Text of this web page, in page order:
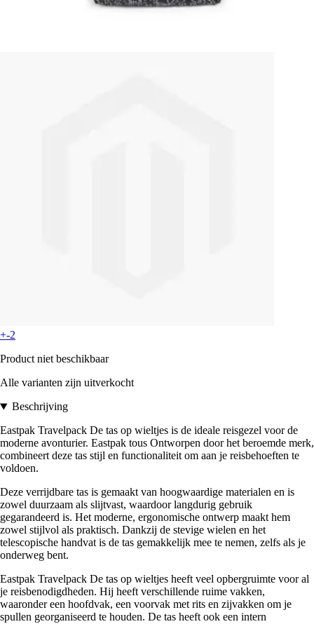
+-2
Product niet beschikbaar
Alle varianten zijn uitverkocht
Beschrijving
Eastpak Travelpack De tas op wieltjes is de ideale reisgezel voor de
moderne avonturier. Eastpak tous Ontworpen door het beroemde merk,
combineert deze tas stijl en functionaliteit om aan je reisbehoeften te
voldoen.
Deze verrijdbare tas is gemaakt van hoogwaardige materialen en is
zowel duurzaam als slijtvast, waardoor langdurig gebruik
gegarandeerd is. Het moderne, ergonomische ontwerp maakt hem
zowel stijlvol als praktisch. Dankzij de stevige wielen en het
telescopische handvat is de tas gemakkelijk mee te nemen, zelfs als je
onderweg bent.
Eastpak Travelpack De tas op wieltjes heeft veel opbergruimte voor al
je reisbenodigdheden. Hij heeft verschillende ruime vakken,
waaronder een hoofdvak, een voorvak met rits en zijvakken om je
spullen georganiseerd te houden. De tas heeft ook een intern